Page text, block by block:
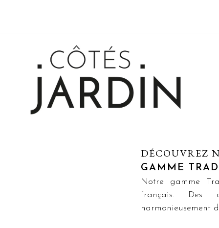
DÉCOUVREZ
GAMME
Notre gamme
français. Des
harmonieusement